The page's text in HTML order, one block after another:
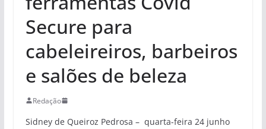
Secure para
cabeleireiros, barbeiros
e salões de beleza
Redação
Sidney de Queiroz Pedrosa – quarta-feira 24 junho